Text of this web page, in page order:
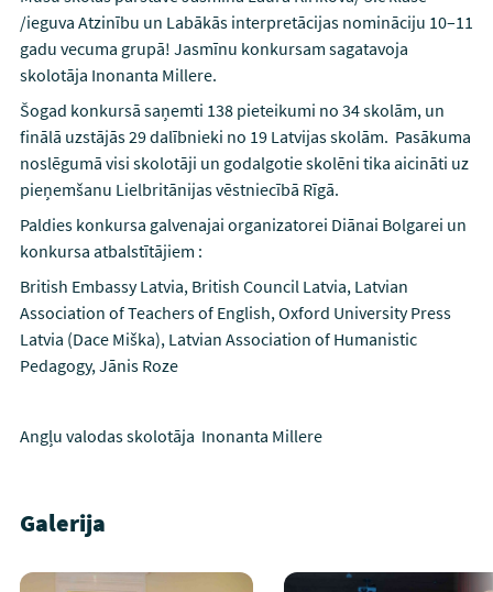
/ieguva Atzinību un Labākās interpretācijas nomināciju 10–11
gadu vecuma grupā! Jasmīnu konkursam sagatavoja
skolotāja Inonanta Millere.
Šogad konkursā saņemti 138 pieteikumi no 34 skolām, un
finālā uzstājās 29 dalībnieki no 19 Latvijas skolām. Pasākuma
noslēgumā visi skolotāji un godalgotie skolēni tika aicināti uz
pieņemšanu Lielbritānijas vēstniecībā Rīgā.
Paldies konkursa galvenajai organizatorei Diānai Bolgarei un
konkursa atbalstītājiem :
British Embassy Latvia, British Council Latvia, Latvian
Association of Teachers of English, Oxford University Press
Latvia (Dace Miška), Latvian Association of Humanistic
Pedagogy, Jānis Roze
Angļu valodas skolotāja Inonanta Millere
Galerija